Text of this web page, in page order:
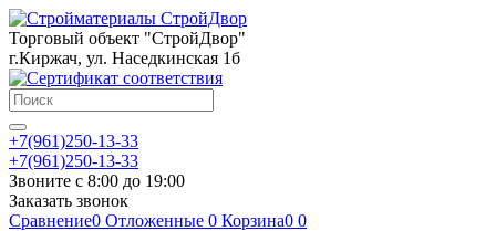
Торговый объект "СтройДвор"
г.Киржач, ул. Наседкинская 1б
+7(961)250-13-33
+7(961)250-13-33
Звоните с 8:00 до 19:00
Заказать звонок
Сравнение0 Отложенные 0 Корзина0 0